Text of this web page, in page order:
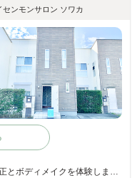
ンモンサロン ソワカ
あなたに合わせたオーダーメイドの小顔矯正とボディメイクを体験しませんか?完全個室での施術は、リラックスしながら効果を実感へ導きます。お客様一人ひとりに寄り添ったサービスが魅力♪